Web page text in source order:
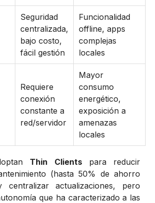
Seguridad
centralizada,
bajo costo,
fácil gestión
Funcionalidad
offline, apps
complejas
locales
Requiere
conexión
constante a
red/servidor
Mayor
consumo
energético,
exposición a
amenazas
locales
Thin Clientspara reducir
(hasta 50% de ahorro
centralizar actualizaciones, pero
que ha caracterizado a las